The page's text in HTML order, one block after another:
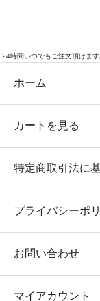
24時間いつでもご注文頂けま
ホーム
カートを見る
特定商取引法に
プライバシーポ
お問い合わせ
マイアカウント